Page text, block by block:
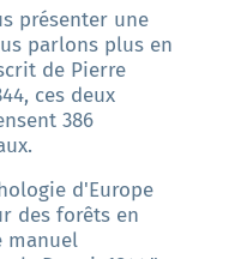
présenter une
parlons plus en
de Pierre
ces deux
386
d'Europe
des forêts en
manuel